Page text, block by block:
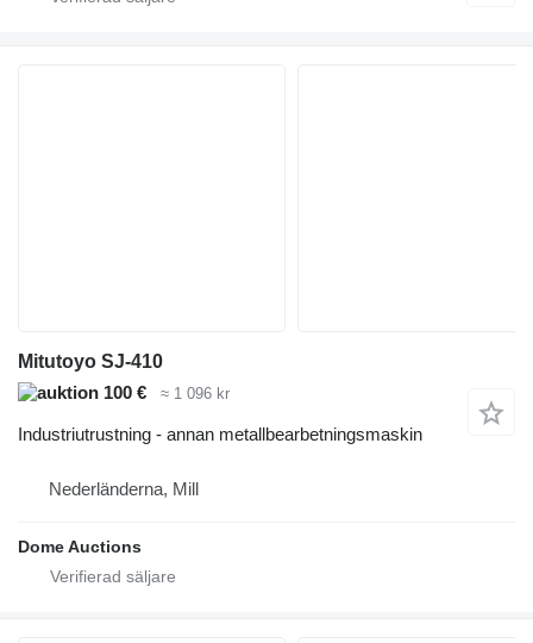
Mitutoyo SJ-410
100 €
≈ 1 096 kr
Industriutrustning - annan metallbearbetningsmaskin
Nederländerna, Mill
Dome Auctions